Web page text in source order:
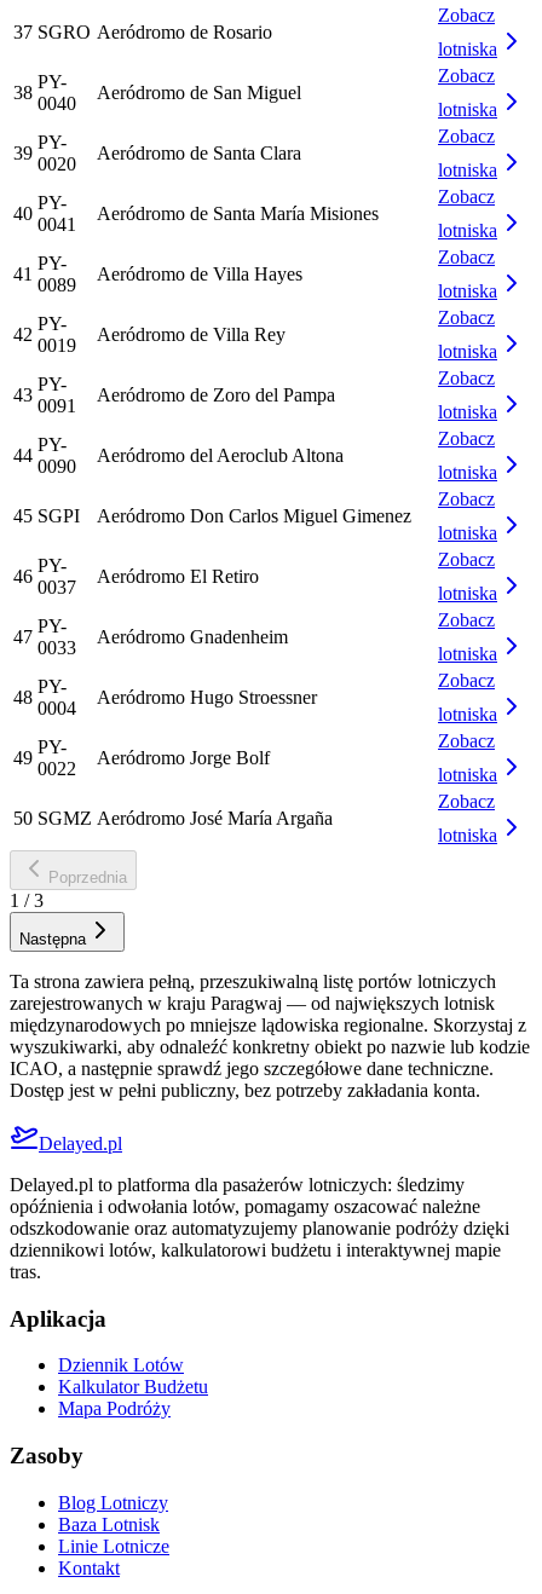
37 SGRO Aeródromo de Rosario
Zobacz
lotniska
38
PY-
0040
Aeródromo de San Miguel
Zobacz
lotniska
39
PY-
0020
Aeródromo de Santa Clara
Zobacz
lotniska
40
PY-
0041
Aeródromo de Santa María Misiones
Zobacz
lotniska
41
PY-
0089
Aeródromo de Villa Hayes
Zobacz
lotniska
42
PY-
0019
Aeródromo de Villa Rey
Zobacz
lotniska
43
PY-
0091
Aeródromo de Zoro del Pampa
Zobacz
lotniska
44
PY-
0090
Aeródromo del Aeroclub Altona
Zobacz
lotniska
45 SGPI Aeródromo Don Carlos Miguel Gimenez
Zobacz
lotniska
46
PY-
0037
Aeródromo El Retiro
Zobacz
lotniska
47
PY-
0033
Aeródromo Gnadenheim
Zobacz
lotniska
48
PY-
0004
Aeródromo Hugo Stroessner
Zobacz
lotniska
49
PY-
0022
Aeródromo Jorge Bolf
Zobacz
lotniska
50 SGMZ Aeródromo José María Argaña
Zobacz
lotniska
Poprzednia
1 /3
Następna
Ta strona zawiera pełną, przeszukiwalną listę portów lotniczych
zarejestrowanych w kraju Paragwaj — od największych lotnisk
międzynarodowych po mniejsze lądowiska regionalne. Skorzystaj z
wyszukiwarki, aby odnaleźć konkretny obiekt po nazwie lub kodzie
ICAO, a następnie sprawdź jego szczegółowe dane techniczne.
Dostęp jest w pełni publiczny, bez potrzeby zakładania konta.
Delayed.pl
Delayed.pl to platforma dla pasażerów lotniczych: śledzimy
opóźnienia i odwołania lotów, pomagamy oszacować należne
odszkodowanie oraz automatyzujemy planowanie podróży dzięki
dziennikowi lotów, kalkulatorowi budżetu i interaktywnej mapie
tras.
Aplikacja
Dziennik Lotów
Kalkulator Budżetu
Mapa Podróży
Zasoby
Blog Lotniczy
Baza Lotnisk
Linie Lotnicze
Kontakt